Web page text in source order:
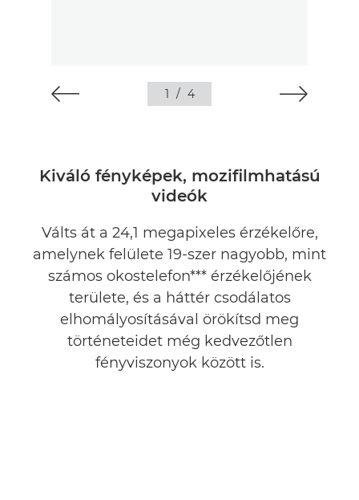
1 / 4
Kiváló fényképek, mozifilmhatású
videók
Válts át a 24,1 megapixeles érzékelőre,
amelynek felülete 19-szer nagyobb, mint
számos okostelefon*** érzékelőjének
területe, és a háttér csodálatos
elhomályosításával örökítsd meg
történeteidet még kedvezőtlen
fényviszonyok között is.